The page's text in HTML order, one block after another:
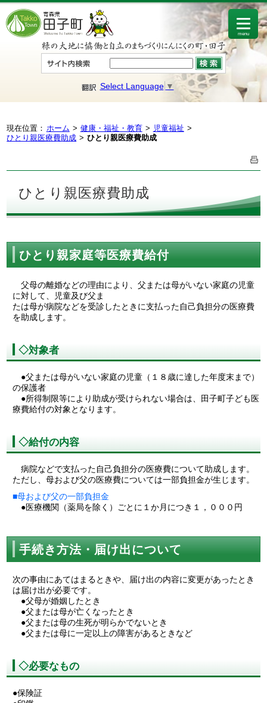
Select Language ▼
menu
現在位置： ホーム 健康・福祉・教育
児童福祉
ひとり親医療費助成
ひとり親医療費助成
ひとり親医療費助成
ひとり親家庭等医療費給付
父母の離婚などの理由により、父または母がいない家庭の児童
に対して、児童及び父ま
たは母が病院などを受診したときに支払った自己負担分の医療費
を助成します。
◇対象者
●父または母がいない家庭の児童（１８歳に達した年度末まで）
の保護者
●所得制限等により助成が受けられない場合は、田子町子ども医
療費給付の対象となります。
◇給付の内容
病院などで支払った自己負担分の医療費について助成します。
ただし、母および父の医療費については一部負担金が生じます。
■母および父の一部負担金
●医療機関（薬局を除く）ごとに１か月につき１，０００円
手続き方法・届け出について
次の事由にあてはまるときや、届け出の内容に変更があったとき
は届け出が必要です。
●父母が婚姻したとき
●父または母が亡くなったとき
●父または母の生死が明らかでないとき
●父または母に一定以上の障害があるときなど
◇必要なもの
●保険証